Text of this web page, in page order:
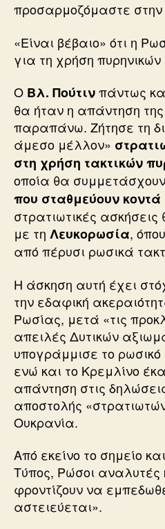
προσαρμοζόμαστε
«Είναι βέβαιο» ότι η
για τη χρήση πυρηνικών
Ο Βλ. Πούτινπάντως
θα ήταν η απάντηση
παραπάνω. Ζήτησε τη
άμεσο μέλλον»
στη χρήση τακτικών
οποία θα
που σταθμεύουν
στρατιωτικές ασκήσεις
με τη Λευκορωσία,
από πέρυσι ρωσικά
Η άσκηση αυτή έχει
την εδαφική
Ρωσίας, μετά «τις
απειλές Δυτικών
υπογράμμισε το
ενώ και το Κρεμλίνο
απάντηση στις
αποστολής
Ουκρανία.
Από εκείνο το σημείο
Τύπος, Ρώσοι αναλυτές
φροντίζουν να
αστειεύεται».